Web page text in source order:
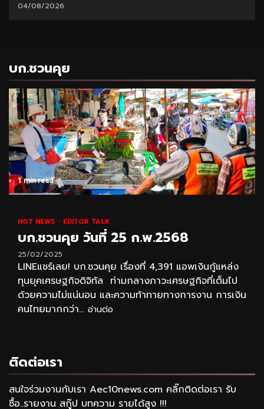
04/08/2026
บก.ชวนคุย
1 min read
HOT NEWS EDITOR TALK
บก.ชวนคุย วันที่ 25 ก.พ.2568
25/02/2025
LINEแชร์เลย! บก.ชวนคุย เรื่องที่ 4,391 แอพเงินกู้แหล่ง
ทุนยุคเศรษฐกิจดิจิทัล ท่ามกลางภาวะเศรษฐกิจที่เต็มไป
ด้วยความไม่แน่นอน และความท้าทายทางการงาน การเงิน
คนไทยมากกว่า... อ่านต่อ
ติดต่อเรา
สนใจร่วมงานกับเรา Aec10news.com คลิ๊กติดต่อเรา รับ
ซื้อ..รายงาน สกู๊ป บทความ รายได้สูง !!!